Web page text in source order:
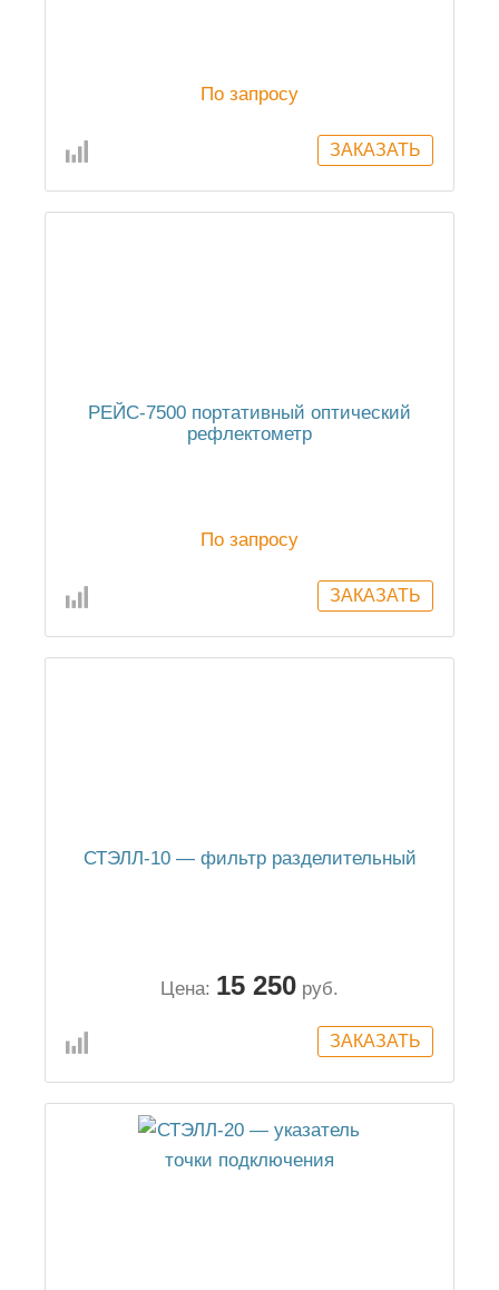
По запросу
РЕЙС-7500 портативный оптический
рефлектометр
По запросу
СТЭЛЛ-10 — фильтр разделительный
Цена: 15 250 руб.